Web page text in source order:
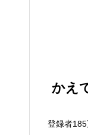
かえ
登録者